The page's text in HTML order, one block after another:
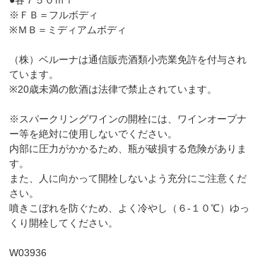
※ＦＢ＝フルボディ
※ＭＢ＝ミディアムボディ
（株）ベルーナは通信販売酒類小売業免許を付与され
ています。
※20歳未満の飲酒は法律で禁止されています。
※スパークリングワインの開栓には、ワインオープナ
ー等を絶対に使用しないでください。
内部に圧力がかかるため、瓶が破損する危険がありま
す。
また、人に向かって開栓しないよう充分にご注意くだ
さい。
噴きこぼれを防ぐため、よく冷やし（６-１０℃）ゆっ
くり開栓してください。
W03936